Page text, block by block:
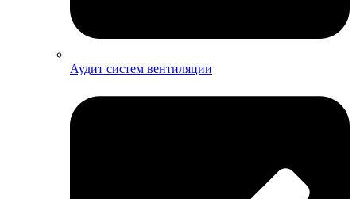
Аудит систем вентиляции